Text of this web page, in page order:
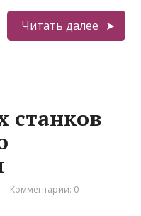
Читать далее
станков
Комментарии: 0